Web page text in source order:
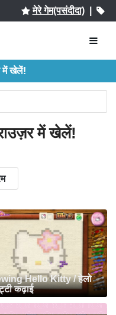
मेरे गेम(पसंदीदा)|
में खेलें!
में खेलें!
Hello Kitty / हेलो
कढ़ाई